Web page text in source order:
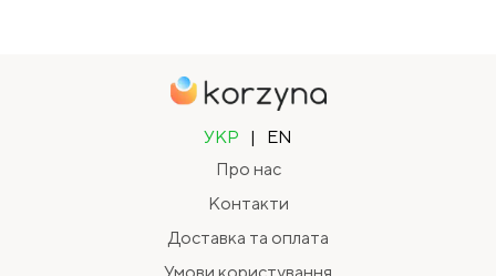
УКР |
EN
Про нас
Контакти
Доставка та оплата
Умови користування